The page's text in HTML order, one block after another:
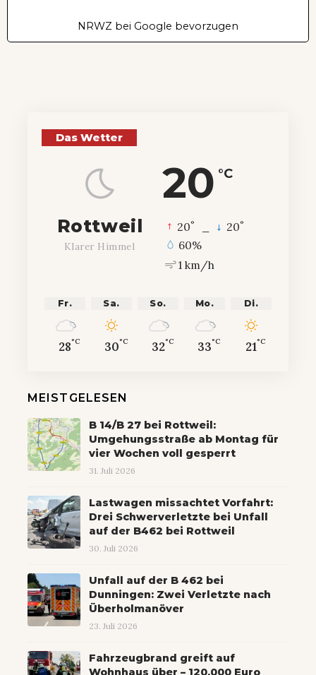
NRWZ bei Google bevorzugen
Das Wetter
20 °C
Rottweil
Klarer Himmel
20° 20°
60%
1 km/h
Fr.
28°C
Sa.
30°C
So.
32°C
Mo.
33°C
Di.
21°C
MEISTGELESEN
B 14/B 27 bei Rottweil:
Umgehungsstraße ab Montag für
vier Wochen voll gesperrt
31. Juli 2026
Lastwagen missachtet Vorfahrt:
Drei Schwerverletzte bei Unfall
auf der B462 bei Rottweil
30. Juli 2026
Unfall auf der B 462 bei
Dunningen: Zwei Verletzte nach
Überholmanöver
23. Juli 2026
Fahrzeugbrand greift auf